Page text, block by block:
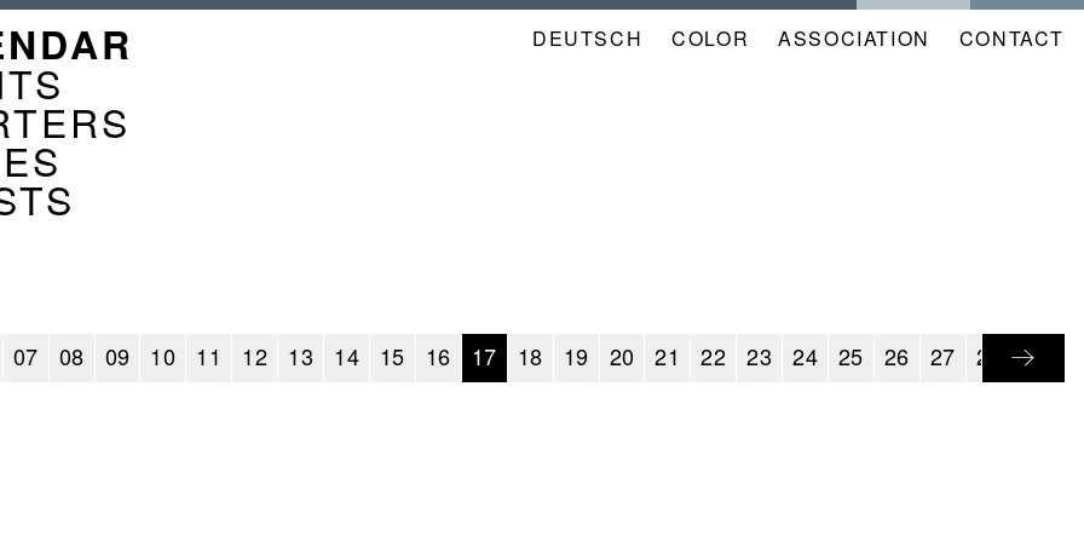
DEUTSCH COLOR NAVIGATION
ASSOCIATION CONTACT
07 08 09 10 11 12 13 14 15 16 17 18 19 20 21 22 23 24 25 26 27 28 29